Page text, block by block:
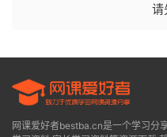
请
网课爱好者bestba.cn是一个学习分